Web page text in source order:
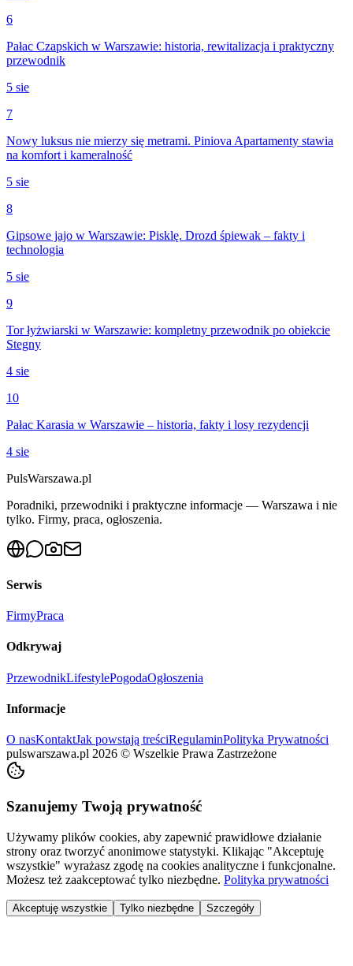
6
Pałac Czapskich w Warszawie: historia, rewitalizacja i praktyczny
przewodnik
5 sie
7
Nowy luksus nie mierzy się metrami. Piniova Apartamenty stawia
na komfort i kameralność
5 sie
8
Gipsowe jajo w Warszawie: Pisklę. Drozd śpiewak – fakty i
technologia
5 sie
9
Tor łyżwiarski w Warszawie: kompletny przewodnik po obiekcie
Stegny
4 sie
10
Pałac Karasia w Warszawie – historia, fakty i losy rezydencji
4 sie
PulsWarszawa.pl
Poradniki, przewodniki i praktyczne informacje — Warszawa i nie
tylko. Firmy, praca, ogłoszenia.
Serwis
FirmyPraca
Odkrywaj
PrzewodnikLifestylePogodaOgłoszenia
Informacje
O nasKontaktJak powstają treściRegulaminPolityka Prywatności
pulswarszawa.pl 2026 © Wszelkie Prawa Zastrzeżone
Szanujemy Twoją prywatność
Używamy plików cookies, aby zapewnić prawidłowe działanie
strony oraz tworzyć anonimowe statystyki. Klikając "Akceptuję
wszystkie" wyrażasz zgodę na cookies analityczne i funkcjonalne.
Możesz też zaakceptować tylko niezbędne. Polityka prywatności
Akceptuję wszystkie Tylko niezbędne Szczegóły